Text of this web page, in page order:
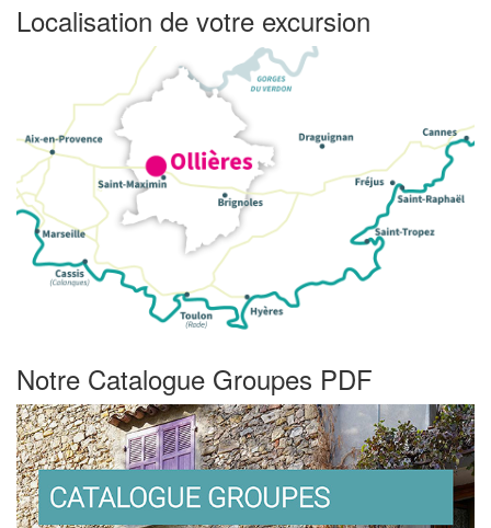
Localisation de votre excursion
Notre Catalogue Groupes PDF